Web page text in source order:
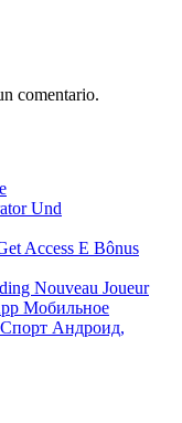
comentario.
Und
Access E Bônus
Nouveau Joueur
Мобильное
Андроид,